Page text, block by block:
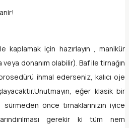
kaplamak için hazırlayın , manikür
veya donanım olabilir). Baf ile tirnağın
ihmal ederseniz, kalıcı oje
eğer klasik bir
önce tırnaklarınızın iyice
gerekir ki tüm nem